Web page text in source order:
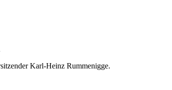
Karl-Heinz Rummenigge.